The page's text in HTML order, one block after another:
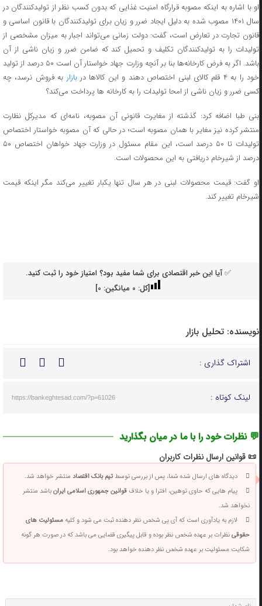
او با اشاره به اینکه مصوبه قرارگاه امنیت غذایی که بدون کسب نظر از تولیدکنندگان در
سال ۱۴۰۱ مصوب شده به دلیل ایجاد ضرر و زیان برای تولیدکنندگان با قانون اساسی و
قانون تجارت در تعارض است، گفت: دولت زمانی می‌تواند اجبار به میزان مشخصی از
تولیدات را به تولیدکنندگان تکلیف و تحمیل کند که ضامن ضرر و زیان ناشی از آن
باشد. اگر به فرض کارخانه‌ها بنا بر آنچه وزارت جهاد خواستار آن است ۵۰ درصد از تولید
خود را به ۴ قلم کالای لبنی اختصاص دهند و این کالاها در
بازاربه فروش نرسد، چه
کسی ضرر و زیان ناشی از امحا تولیدات را به کارخانه ها پرداخت می‌کند؟
بنی طبا اضافه کرد: گذشته از مغایرت قانونی آن مصوبه، نامه‌ای که مدیرکل نظارت
منتشر کرده نیز مغایر با همان مصوبه است؛ در حالی که آن مصوبه خواستار اختصاص
تولیدات تا ۵۰ درصد است، این مقام مسئول در وزارت جهاد خواهان اختصاص ۵۰
درصد از شیرخام دریافتی به این محصولات است.
او گفت: قیمت محصولات لبنی در هر سال تنها یکبار تغییر می‌کند مگر اینکه قیمت
شیرخام تغییر کند.
✅ آیا این خبر اقتصادی برای شما مفید بود؟ امتیاز خود را ثبت کنید.
[کل: 0میانگین: 0
]
نویسنده: تحلیل بازار
اشتراک گذاری :
لینک کوتاه : https://bankeghtesad.com/?p=61026
💬 نظرات خود را با ما در میان بگذارید
📜 قوانین ارسال نظرات کاربران
دیدگاه های ارسال شده شما، پس از بررسی توسطتیم بانک اقتصادمنتشر خواهد شد.
پیام هایی که حاوی توهین، افترا و یا خلافقوانین جمهوری اسلامی ایرانباشد منتشر
نخواهد شد.
لازم به یادآوری است که آی پی شخص نظر دهنده ثبت می شود و کلیهمسئولیت های
حقوقینظرات بر عهده شخص نظر بوده و قابل پیگیری قضایی می باشد که در صورت هر گونه
شکایت مسئولیت بر عهده شخص نظر دهنده خواهد بود.